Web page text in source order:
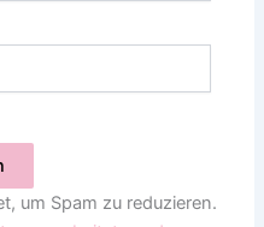
um Spam zu reduzieren.